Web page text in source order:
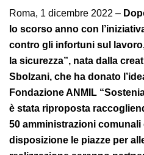
Roma, 1 dicembre 2022 –
contro gli infortuni sul
la sicurezza”, nata dalla
Sbolzani, che ha donato
Fondazione ANMIL
è stata riproposta
50 amministrazioni